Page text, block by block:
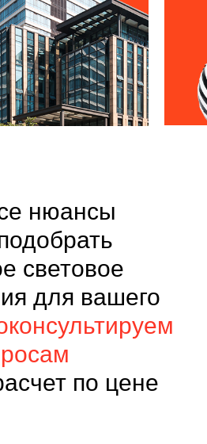
нюансы
световое
для вашего
по цене